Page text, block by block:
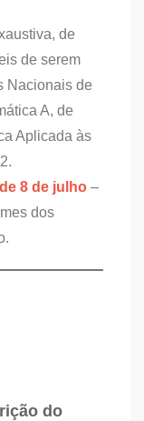
de
de serem
Nacionais de
A, de
Aplicada às
8 de julho –
dos
do